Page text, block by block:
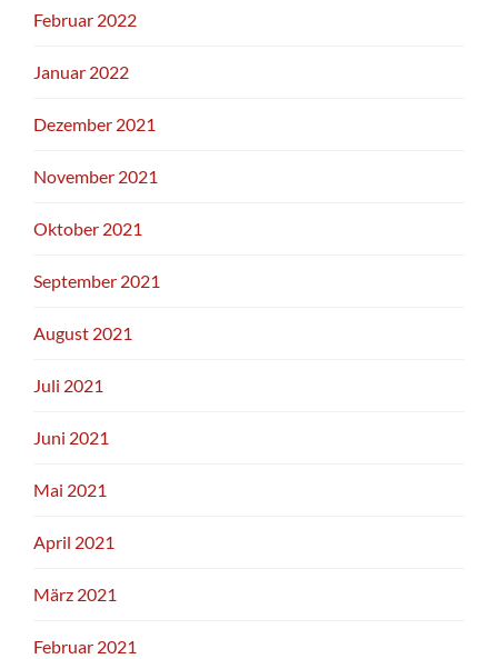
Februar 2022
Januar 2022
Dezember 2021
November 2021
Oktober 2021
September 2021
August 2021
Juli 2021
Juni 2021
Mai 2021
April 2021
März 2021
Februar 2021